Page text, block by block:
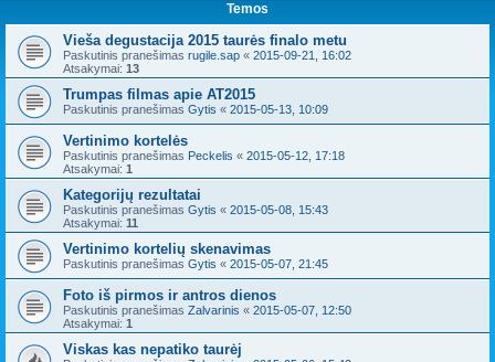
Temos
Vieša degustacija 2015 taurės finalo metu
Paskutinis pranešimas rugile.sap « 2015-09-21, 16:02
Atsakymai: 13
Trumpas filmas apie AT2015
Paskutinis pranešimas Gytis « 2015-05-13, 10:09
Vertinimo kortelės
Paskutinis pranešimas Peckelis « 2015-05-12, 17:18
Atsakymai: 1
Kategorijų rezultatai
Paskutinis pranešimas Gytis « 2015-05-08, 15:43
Atsakymai: 11
Vertinimo kortelių skenavimas
Paskutinis pranešimas Gytis « 2015-05-07, 21:45
Foto iš pirmos ir antros dienos
Paskutinis pranešimas Zalvarinis « 2015-05-07, 12:50
Atsakymai: 1
Viskas kas nepatiko taurėj